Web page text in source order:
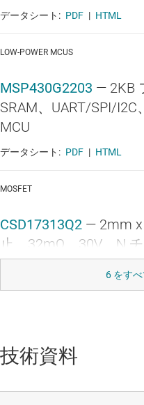
データシート: PDF | HTML
LOW-POWER MCUS
MSP430G2203 — 2KB
SRAM、UART/SPI/
MCU
データシート: PDF | HTML
MOSFET
CSD17313Q2 — 2mm
止、32mΩ、30V、N
MOSFET
データシート: PDF | HTML
CSD17501Q5A
技術資料